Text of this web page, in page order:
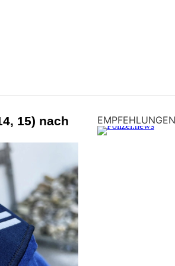
15) nach
EMPFEHLUNGEN